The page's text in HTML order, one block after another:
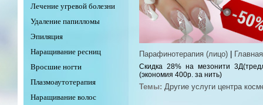
Лечение угревой болезни
Удаление папилломы
Эпиляция
Наращивание ресниц
Вросшие ногти
Плазмоаутотерапия
Наращивание волос
Парафинотерапия (лицо) Главная
Скидка 28% на мезонити
(экономия 400р. за нить)
Темы: Другие услуги центра